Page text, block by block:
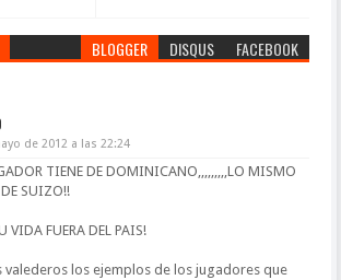
BLOGGER DISQUS FACEBOOK
de 2012 a las 22:24
TIENE DE DOMINICANO,,,,,,,,,LO MISMO
SUIZO!!
VIDA FUERA DEL PAIS!
valederos los ejemplos de los jugadores que